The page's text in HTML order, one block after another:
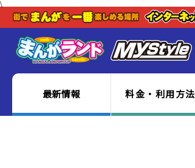
\
最新情報 料金・利用方法